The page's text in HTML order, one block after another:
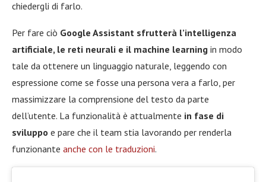
chiedergli di farlo.
Per fare ciò Google Assistant sfrutterà l’intelligenza
artificiale, le reti neurali e il machine learning in modo
tale da ottenere un linguaggio naturale, leggendo con
espressione come se fosse una persona vera a farlo, per
massimizzare la comprensione del testo da parte
dell’utente. La funzionalità è attualmente in fase di
sviluppo e pare che il team stia lavorando per renderla
funzionante anche con le traduzioni.